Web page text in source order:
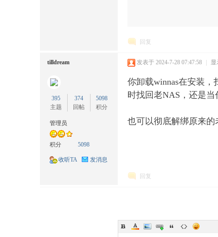
回复
tilldream
395
主题
374
回帖
5098
积分
管理员
积分 5098
收听TA 发消息
发表于 2024-7-28 07:47:58 显
你卸载winnas在安装
时找回老NAS，还是当
也可以彻底解绑原来
回复